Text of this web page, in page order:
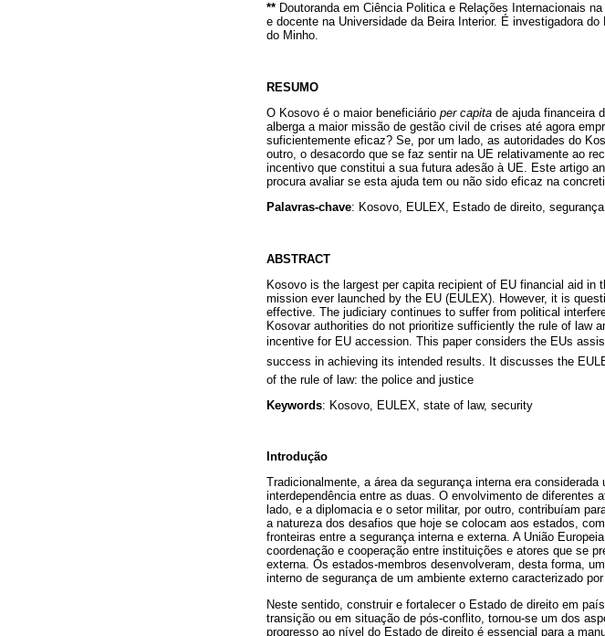
** Doutoranda em Ciência Politica e Relações Internacionais
e docente na Universidade da Beira Interior. É investigadora do
do Minho.
RESUMO
O Kosovo é o maior beneficiário per capita de ajuda financeira
alberga a maior missão de gestão civil de crises até agora
suficientemente eficaz? Se, por um lado, as autoridades do
outro, o desacordo que se faz sentir na UE relativamente ao
incentivo que constitui a sua futura adesão à UE. Este artigo
procura avaliar se esta ajuda tem ou não sido eficaz na
Palavras-chave: Kosovo, EULEX, Estado de direito, segurança
ABSTRACT
Kosovo is the largest per capita recipient of EU financial aid
mission ever launched by the EU (EULEX). However, it is
effective. The judiciary continues to suffer from political
Kosovar authorities do not prioritize sufficiently the rule of law
incentive for EU accession. This paper considers the EUs
success in achieving its intended results. It discusses the
of the rule of law: the police and justice
Keywords: Kosovo, EULEX, state of law, security
Introdução
Tradicionalmente, a área da segurança interna era
interdependência entre as duas. O envolvimento de
lado, e a diplomacia e o setor militar, por outro, contribuíam
a natureza dos desafios que hoje se colocam aos estados,
fronteiras entre a segurança interna e externa. A União
coordenação e cooperação entre instituições e atores que se
externa. Os estados-membros desenvolveram, desta forma,
interno de segurança de um ambiente externo caracterizado
Neste sentido, construir e fortalecer o Estado de direito em
transição ou em situação de pós-conflito, tornou-se um dos
progresso ao nível do Estado de direito é essencial para a